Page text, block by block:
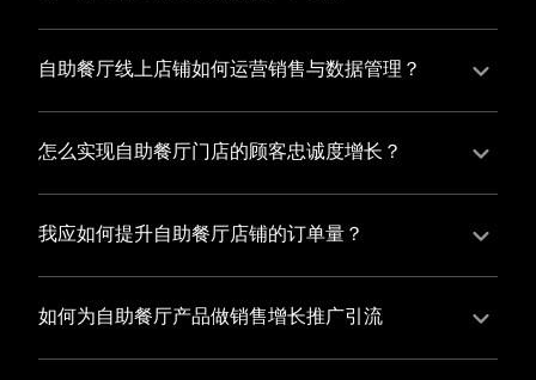
升复购率，实现业绩增长！
选择有赞新零售，您可以开通自助餐厅店铺，快速搭建
属于您的有赞微商城，我们为您提供有赞微商城、有赞
与您共同打造独具特色的品牌，携手共创辉煌事业！
自助餐厅线上店铺如何运营销售与数据管理？
有赞新零售旗下的有赞微商城、有赞私域运营和有赞小
程序商城，为您的线上店铺提供一站式解决方案，从运
态。
怎么实现自助餐厅门店的顾客忠诚度增长？
您可以使用有赞的会员管理系统，建立自己的会员体
系，通过赠送积分、折扣等福利来吸引顾客再次购买，
度。
我应如何提升自助餐厅店铺的订单量？
您可以使用有赞的裂变营销功能，通过给用户发放优惠
券、邀请好友等方式，吸引更多的用户下单购买，并激
如何为自助餐厅产品做销售增长推广引流
有赞新零售旗下产品营销工具、比如优惠券、满减活动